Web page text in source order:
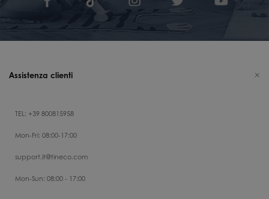
Assistenza clienti
TEL: +39 800815958
Mon-Fri: 08:00-17:00
support.it@tineco.com
Mon-Sun: 08:00 - 17:00